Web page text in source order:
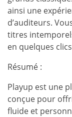
ainsi une
d’auditeurs.
titres
en quelques
Résumé :
Playup est une
conçue pour
fluide et